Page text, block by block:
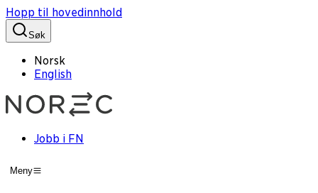
Hopp til hovedinnhold
Søk
Norsk
English
Jobb i FN
Meny